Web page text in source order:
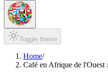
Toggle theme
Home/
Café en Afrique de l'Ouest